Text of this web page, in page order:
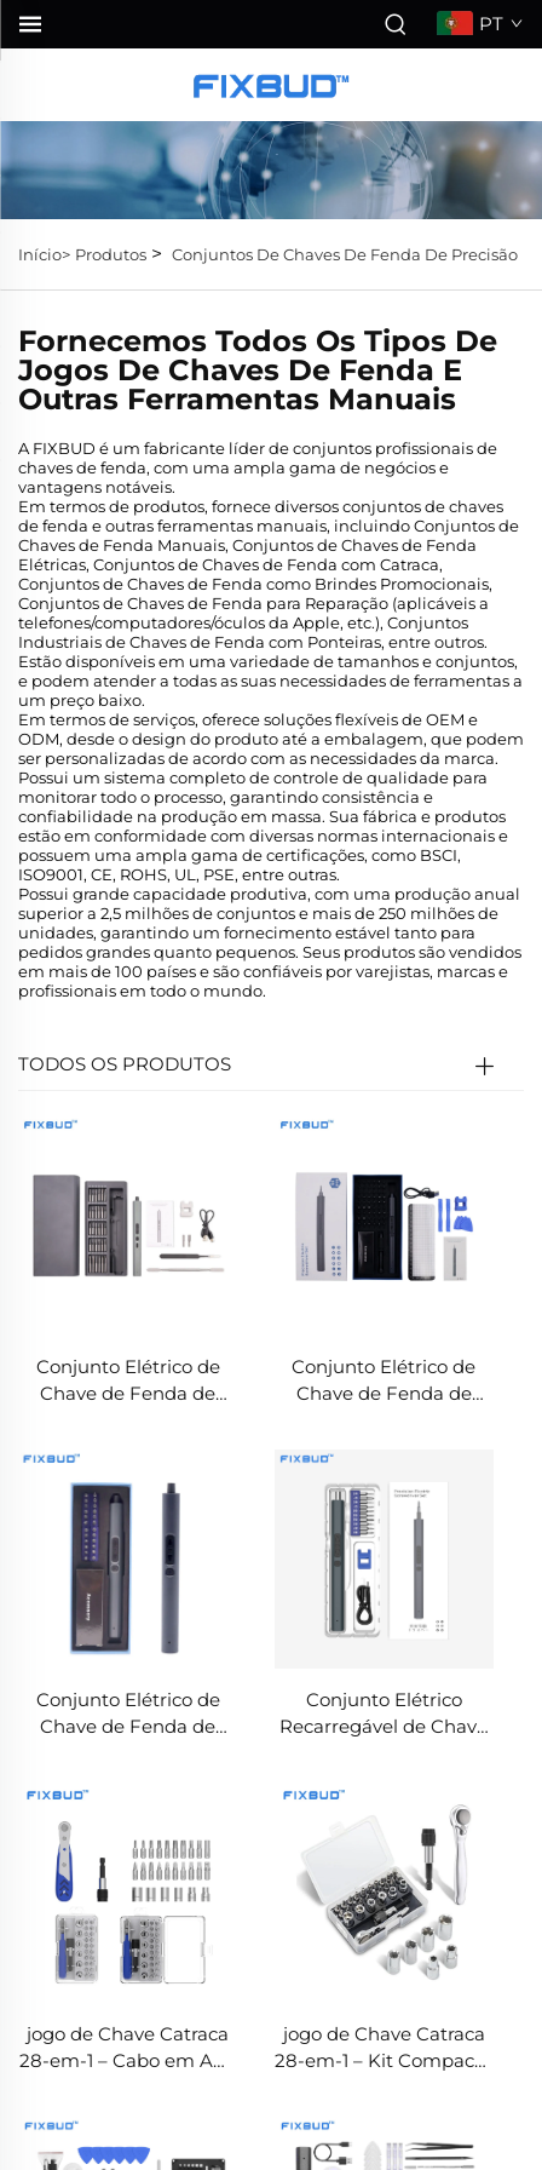
PT
Início> Produtos > Conjuntos De Chaves De Fenda De Precisão
Fornecemos Todos Os Tipos De
Jogos De Chaves De Fenda E
Outras Ferramentas Manuais
A FIXBUD é um fabricante líder de conjuntos profissionais de
chaves de fenda, com uma ampla gama de negócios e
vantagens notáveis.
Em termos de produtos, fornece diversos conjuntos de chaves
de fenda e outras ferramentas manuais, incluindo Conjuntos de
Chaves de Fenda Manuais, Conjuntos de Chaves de Fenda
Elétricas, Conjuntos de Chaves de Fenda com Catraca,
Conjuntos de Chaves de Fenda como Brindes Promocionais,
Conjuntos de Chaves de Fenda para Reparação (aplicáveis a
telefones/computadores/óculos da Apple, etc.), Conjuntos
Industriais de Chaves de Fenda com Ponteiras, entre outros.
Estão disponíveis em uma variedade de tamanhos e conjuntos,
e podem atender a todas as suas necessidades de ferramentas a
um preço baixo.
Em termos de serviços, oferece soluções flexíveis de OEM e
ODM, desde o design do produto até a embalagem, que podem
ser personalizadas de acordo com as necessidades da marca.
Possui um sistema completo de controle de qualidade para
monitorar todo o processo, garantindo consistência e
confiabilidade na produção em massa. Sua fábrica e produtos
estão em conformidade com diversas normas internacionais e
possuem uma ampla gama de certificações, como BSCI,
ISO9001, CE, ROHS, UL, PSE, entre outras.
Possui grande capacidade produtiva, com uma produção anual
superior a 2,5 milhões de conjuntos e mais de 250 milhões de
unidades, garantindo um fornecimento estável tanto para
pedidos grandes quanto pequenos. Seus produtos são vendidos
em mais de 100 países e são confiáveis por varejistas, marcas e
profissionais em todo o mundo.
TODOS OS PRODUTOS
Conjunto Elétrico de
Chave de Fenda de
Conjunto Elétrico de
Chave de Fenda de
Conjunto Elétrico de
Chave de Fenda de
Eletrônicos, Celulares e
Conjunto Elétrico
Recarregável de Chave
jogo de Chave Catraca
28-em-1 – Cabo em ABS
jogo de Chave Catraca
28-em-1 – Kit Compacto